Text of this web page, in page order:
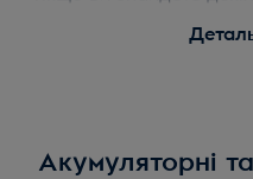
2023
Акумуляторні